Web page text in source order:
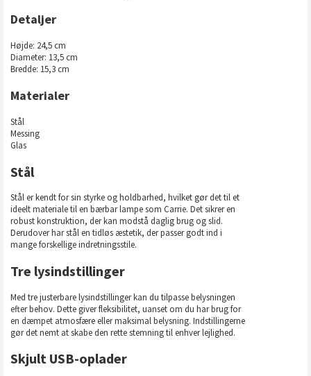
Detaljer
Højde: 24,5 cm
Diameter: 13,5 cm
Bredde: 15,3 cm
Materialer
Stål
Messing
Glas
Stål
Stål er kendt for sin styrke og holdbarhed, hvilket gør det til et
ideelt materiale til en bærbar lampe som Carrie. Det sikrer en
robust konstruktion, der kan modstå daglig brug og slid.
Derudover har stål en tidløs æstetik, der passer godt ind i
mange forskellige indretningsstile.
Tre lysindstillinger
Med tre justerbare lysindstillinger kan du tilpasse belysningen
efter behov. Dette giver fleksibilitet, uanset om du har brug for
en dæmpet atmosfære eller maksimal belysning. Indstillingerne
gør det nemt at skabe den rette stemning til enhver lejlighed.
Skjult USB-oplader